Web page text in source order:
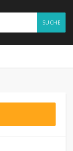
SUCHE